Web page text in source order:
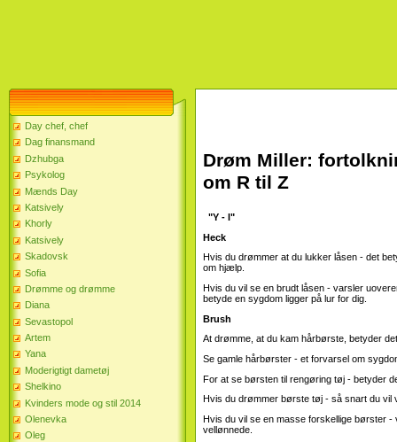
Day chef, chef
Dag finansmand
Dzhubga
Psykolog
Mænds Day
Katsively
Khorly
Katsively
Skadovsk
Sofia
Drømme og drømme
Diana
Sevastopol
Artem
Yana
Moderigtigt dametøj
Shelkino
Kvinders mode og stil 2014
Olenevka
Oleg
Drøm Miller:
om R til Z
"Y - I"
Heck
Hvis du drømmer at du lukker låsen - det
om hjælp.
Hvis du vil se en brudt låsen - varsler
betyde en sygdom ligger på lur for dig.
Brush
At drømme, at du kam hårbørste, betyder
Se gamle hårbørster - et forvarsel om
For at se børsten til rengøring tøj - betyder
Hvis du drømmer børste tøj - så snart du vil
Hvis du vil se en masse forskellige børster
vellønnede.